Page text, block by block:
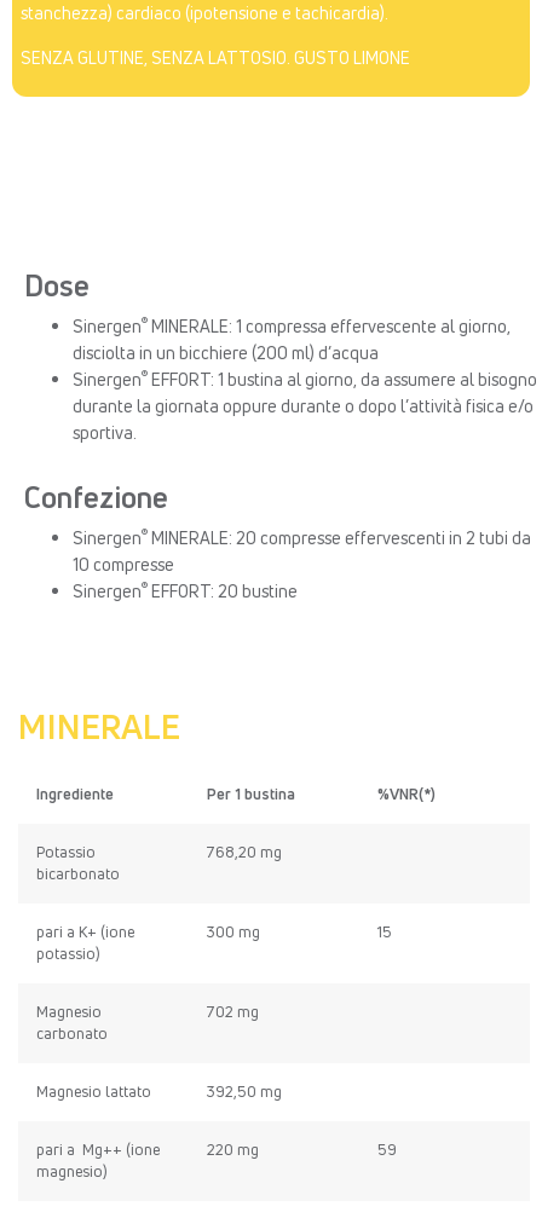
SINERGEN® Minerale – compresse
effervescenti
stanchezza) cardiaco (ipotensione e tachicardia).
SENZA GLUTINE, SENZA LATTOSIO. GUSTO LIMONE
Dose
Sinergen® MINERALE: 1 compressa effervescente al giorno,
disciolta in un bicchiere (200 ml) d’acqua
Sinergen® EFFORT: 1 bustina al giorno, da assumere al bisogno
durante la giornata oppure durante o dopo l’attività fisica e/o
sportiva.
Confezione
Sinergen® MINERALE: 20 compresse effervescenti in 2 tubi da
10 compresse
Sinergen® EFFORT: 20 bustine
MINERALE
Ingrediente Per 1 bustina %VNR(*)
Potassio
bicarbonato
768,20 mg
pari a K+ (ione
potassio)
300 mg 15
Magnesio
carbonato
702 mg
Magnesio lattato 392,50 mg
pari a Mg++ (ione
magnesio)
220 mg 59